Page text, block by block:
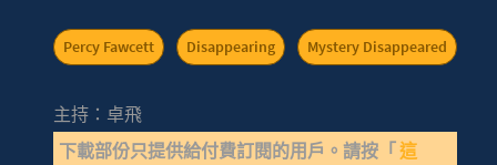
Percy Fawcett Disappearing Mystery Disappeared
主持：卓飛
下載部份只提供給付費訂閱的用戶。請按「 這